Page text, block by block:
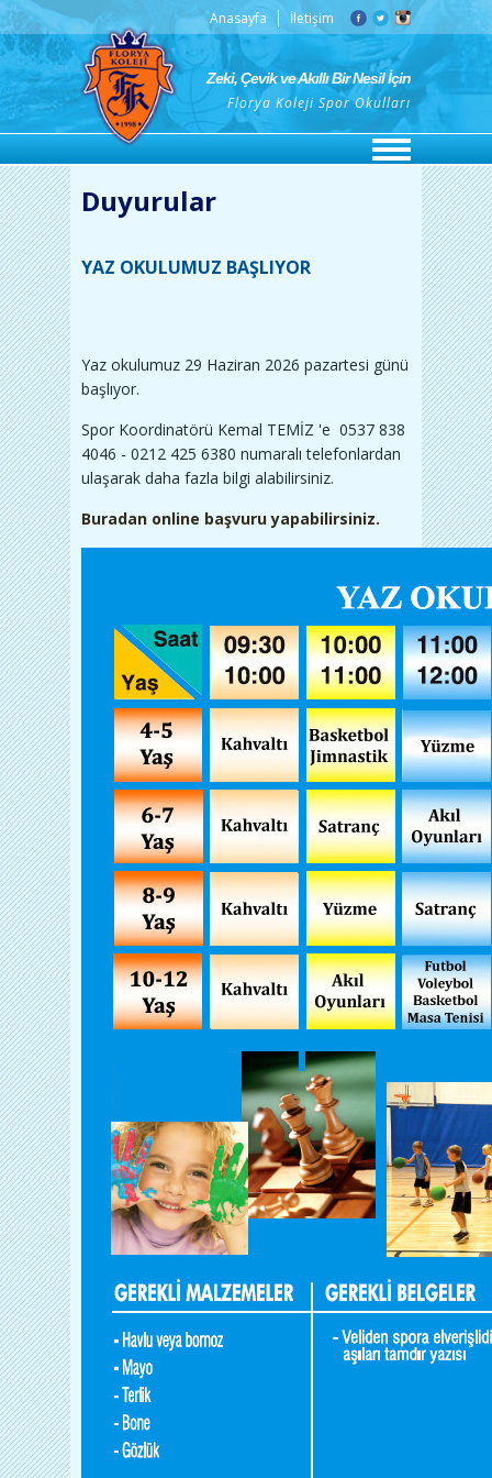
Anasayfa İletişim
Zeki, Çevik ve Akıllı Bir Nesil İçin
Florya Koleji Spor Okulları
Duyurular
YAZ OKULUMUZ BAŞLIYOR
Yaz okulumuz 29 Haziran 2026 pazartesi günü
başlıyor.
Spor Koordinatörü Kemal TEMİZ 'e 0537 838
4046 - 0212 425 6380 numaralı telefonlardan
ulaşarak daha fazla bilgi alabilirsiniz.
Buradan online başvuru yapabilirsiniz.